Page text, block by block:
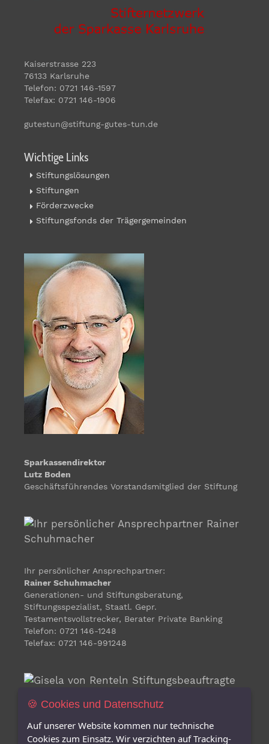
Kaiserstrasse 223
76133 Karlsruhe
Telefon: 0721 146-1597
Telefax: 0721 146-1906
gutestun@stiftung-gutes-tun.de
Wichtige Links
Stiftungslösungen
Stiftungen
Förderzwecke
Stiftungsfonds der Trägergemeinden
Sparkassendirektor
Lutz Boden
Geschäftsführendes Vorstandsmitglied der Stiftung
Ihr persönlicher Ansprechpartner:
Rainer Schuhmacher
Generationen- und Stiftungsberatung,
Stiftungsspezialist, Staatl. Gepr.
Testamentsvollstrecker, Berater Private Banking
Telefon: 0721 146-1248
Telefax: 0721 146-991248
Gisela von Renteln
Stiftungsbeauftragte für
🍪 Cookies und Datenschutz
Auf unserer Website kommen nur technische
Cookies zum Einsatz. Wir verzichten auf Tracking-